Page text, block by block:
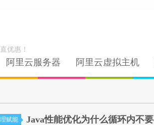
优惠！
阿里云服务器 阿里云虚拟主机
赋能 Java性能优化为什么循环内不